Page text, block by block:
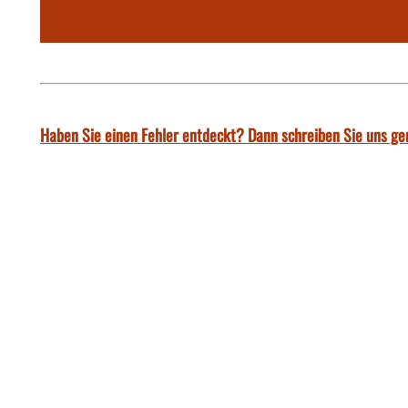
Haben Sie einen Fehler entdeckt? Dann schreiben Sie uns